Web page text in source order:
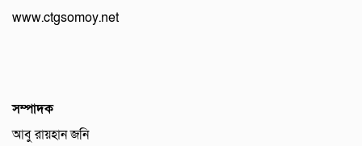
www.ctgsomoy.net
সম্পাদক
আবু রায়হান জনি